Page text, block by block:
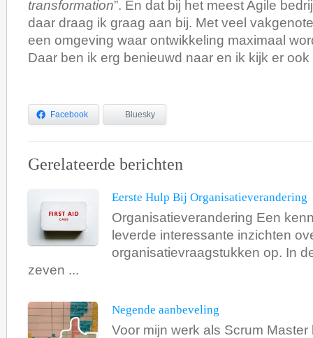
transformation”. En dat bij het meest Agile
daar draag ik graag aan bij. Met veel
een omgeving waar ontwikkeling maximaal
Daar ben ik erg benieuwd naar en ik kijk er
Facebook Bluesky
Gerelateerde berichten
Eerste Hulp Bij Organisatieverandering
Organisatieverandering Een
leverde interessante inzichten
organisatievraagstukken op. In
zeven ...
Negende aanbeveling
Voor mijn werk als Scrum